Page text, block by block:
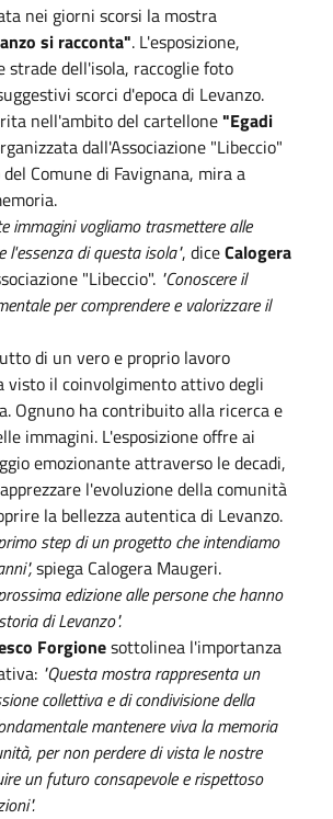
nei giorni scorsi la mostra
si racconta". L'esposizione,
strade dell'isola, raccoglie foto
scorci d'epoca di Levanzo.
nell'ambito del cartellone"Egadi
dall'Associazione "Libeccio"
Comune di Favignana, mira a
immagini vogliamo trasmettere alle
l'essenza di questa isola", diceCalogera
"Libeccio". "Conoscere il
per comprendere e valorizzare il
di un vero e proprio lavoro
visto il coinvolgimento attivo degli
Ognuno ha contribuito alla ricerca e
immagini. L'esposizione offre ai
emozionante attraverso le decadi,
l'evoluzione della comunità
la bellezza autentica di Levanzo.
step di un progetto che intendiamo
spiega Calogera Maugeri.
edizione alle persone che hanno
di Levanzo".
Forgionesottolinea l'importanza
"Questa mostra rappresenta un
collettiva e di condivisione della
mantenere viva la memoria
per non perdere di vista le nostre
un futuro consapevole e rispettoso